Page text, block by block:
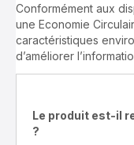
Conformément aux
une Economie
caractéristiques
d’améliorer
Le produit est-il
?